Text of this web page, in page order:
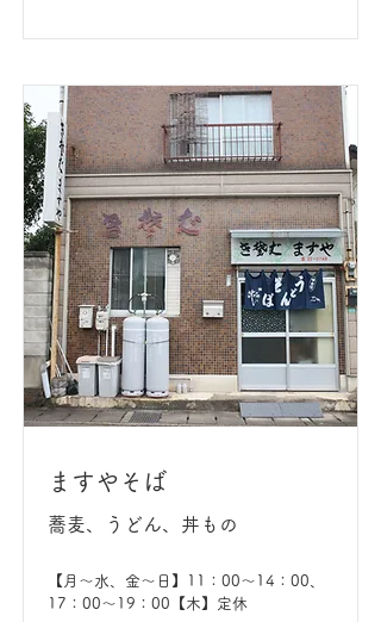
ますやそば
蕎麦、うどん、丼もの
【月〜水、金〜日】11：00〜14：00、
17：00〜19：00【木】定休